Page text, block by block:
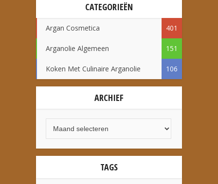
CATEGORIEËN
Argan Cosmetica 401
Arganolie Algemeen 151
Koken Met Culinaire Arganolie 106
ARCHIEF
TAGS